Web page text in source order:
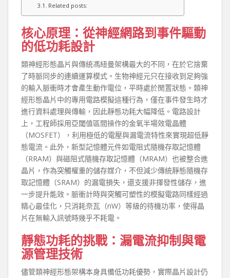
Related posts:
核心原理：從神經網路到事件驅動
的低功耗設計
類神經形態晶片與傳統馮紐曼架構最大的不同，在於它捨棄
了時脈同步的連續運算模式。生物神經元只在接收到足夠強
的輸入脈衝時才會產生動作電位，平時處於閒置狀態。類神
經形態晶片中的專用電路模擬這種行為，僅在事件發生時才
進行資料處理與傳輸，因此靜態功耗大幅降低。電路設計
上，工程師採用亞閾值區間操作的金氧半場效電晶體
（MOSFET），利用極低的電壓與漏電流特性來實現超低靜
態電流。此外，新型記憶體元件如電阻式隨機存取記憶體
（RRAM）與磁阻式隨機存取記憶體（MRAM）也被整合進
晶片，作為突觸權重的儲存媒介，不但減少傳統靜態隨機存
取記憶體（SRAM）的漏電損失，還支援非揮發性儲存，進
一步提升能效。脈衝計時與突觸可塑性的模擬電路同樣經過
精心最佳化，只消耗奈瓦（nW）等級的待機功率，使得晶
片在無輸入訊號時幾乎不耗電。
靜態功耗的挑戰：漏電流抑制與電
源管理技術
儘管類神經形態架構本身具備低功耗優勢，實際晶片設計仍